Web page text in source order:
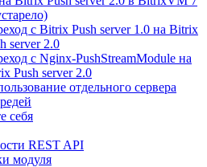
с Bitrix Push server 1.0 на Bitrix
server 2.0
с Nginx-PushStreamModule на
Push server 2.0
отдельного сервера
себя
REST API
модуля